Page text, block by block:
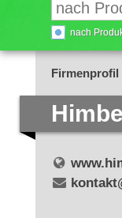
nach
Firmenprofil